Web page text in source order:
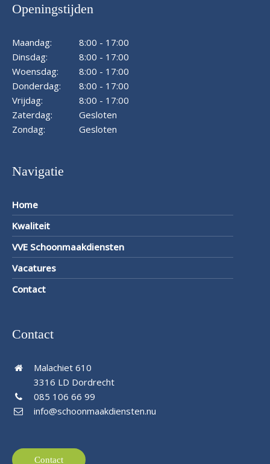
Openingstijden
Maandag:
8:00 - 17:00
Dinsdag:
8:00 - 17:00
Woensdag:
8:00 - 17:00
Donderdag:
8:00 - 17:00
Vrijdag:
8:00 - 17:00
Zaterdag:
Gesloten
Zondag:
Gesloten
Navigatie
Home
Kwaliteit
VVE Schoonmaakdiensten
Vacatures
Contact
Contact
Malachiet 610
3316 LD Dordrecht
085 106 66 99
info@schoonmaakdiensten.nu
Contact